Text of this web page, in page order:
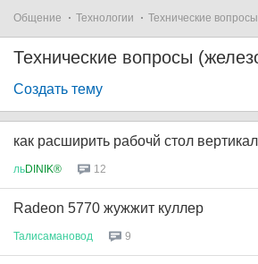
Общение Технологии Технические
Технические вопросы
Создать тему
как расширить рабочй стол
льDINIK® 12
Radeon 5770 жужжит куллер
Талисамановод 9